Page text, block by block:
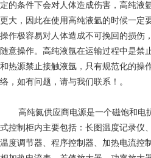
定的条件下会对人体造成伤害，高纯液
更大，因此在使用高纯液氩的时候一定
操作极容易对人体造成不可挽回的损伤
随意操作。高纯液氩在运输过程中是禁
和热源禁止接触液氩，只有规范化的操
络，如有问题，请与我们联系！。
高纯氦供应商电源是一个磁饱和电
式控制柜内主要包括：长图温度记录仪
温度调节器、程序控制器、加热电流控